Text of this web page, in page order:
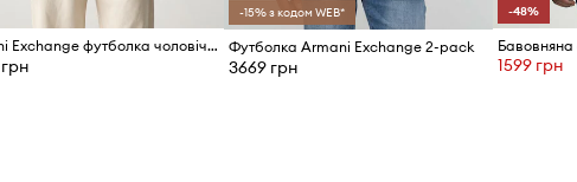
Armani Exchange футболка чоловіча бавовняна
-15% з кодом WEB*
Футболка Armani Exchange 2-pack
3669 грн
-48%
1599 грн